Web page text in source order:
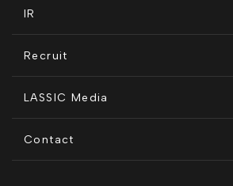
沿革
コンプライアンス推進体制
IR
開示情報
コーポレート・ガバナンス
Recruit
LASSIC Media
地方創生コラム
Contact